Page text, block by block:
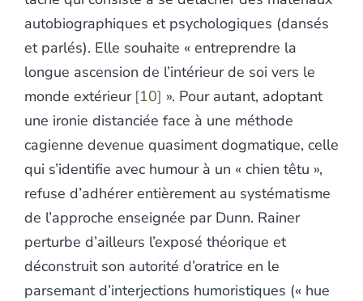
autobiographiques et psychologiques (dansés
et parlés). Elle souhaite « entreprendre la
longue ascension de l’intérieur de soi vers le
monde extérieur 10 ». Pour autant, adoptant
une ironie distanciée face à une méthode
cagienne devenue quasiment dogmatique, celle
qui s’identifie avec humour à un « chien têtu »,
refuse d’adhérer entièrement au systématisme
de l’approche enseignée par Dunn. Rainer
perturbe d’ailleurs l’exposé théorique et
déconstruit son autorité d’oratrice en le
parsemant d’interjections humoristiques (« hue